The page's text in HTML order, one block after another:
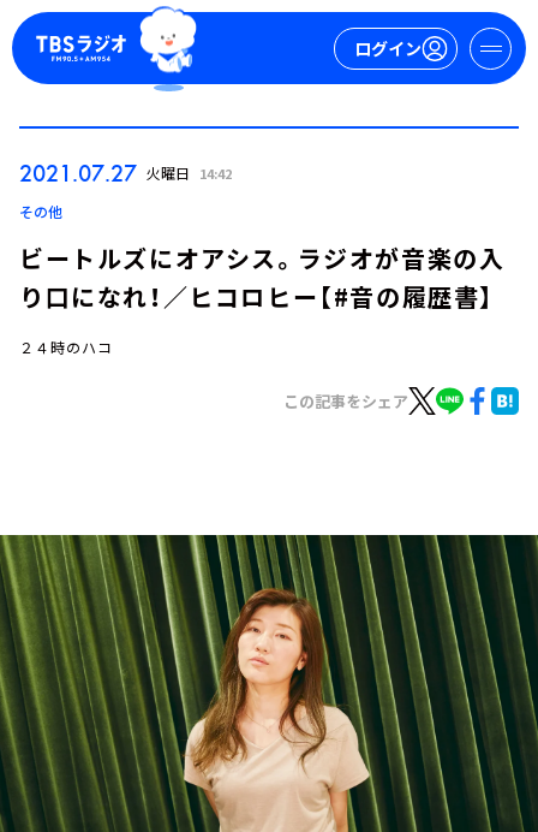
ログイン
お知らせ
イベント・グッズ
YouTube
会社情報
2021.07.27 火曜日 14:42
その他
ビートルズにオアシス。ラジオが音楽の入
り口になれ！／ヒコロヒー【#音の履歴書】
２４時のハコ
この記事をシェア